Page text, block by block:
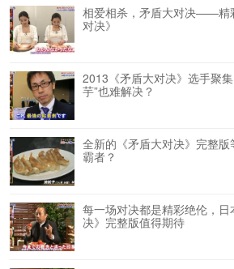
相爱相杀，矛盾大对决——精
对决》
2013《矛盾大对决》选手聚
芋”也难解决？
全新的《矛盾大对决》完整
霸者？
每一场对决都是精彩绝伦，
决》完整版值得期待